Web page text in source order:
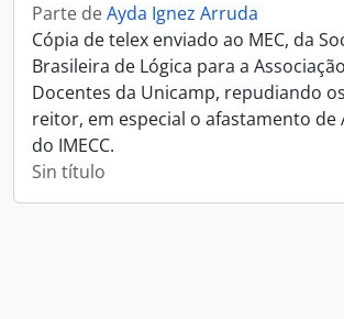
Parte deAyda Ignez Arruda
Cópia de telex enviado ao MEC, da
Brasileira de Lógica para a
Docentes da Unicamp, repudiando
reitor, em especial o afastamento de
do IMECC.
Sin título